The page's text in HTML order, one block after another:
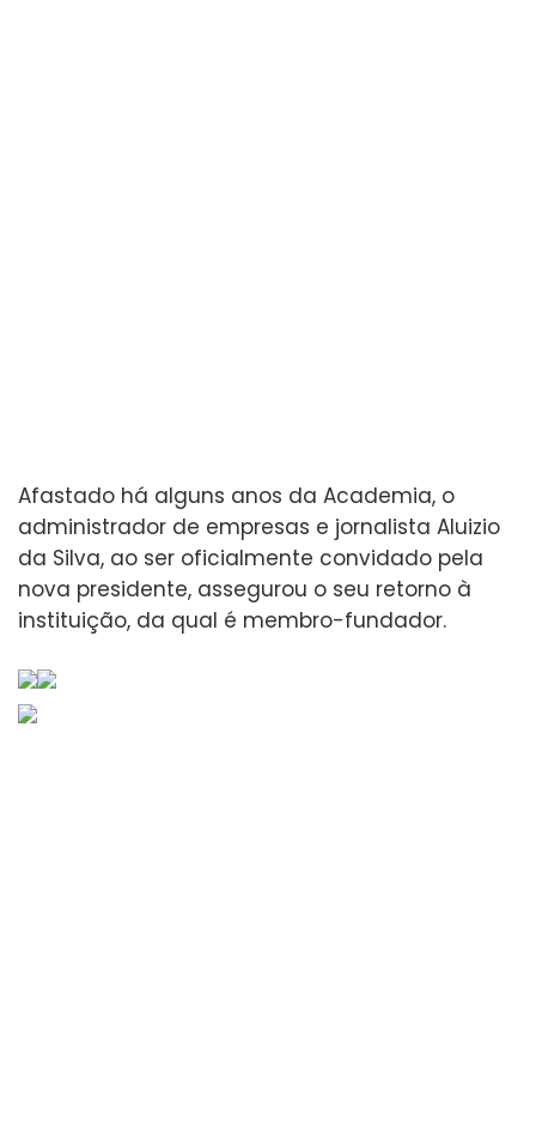
Afastado há alguns anos da Academia, o
administrador de empresas e jornalista Aluizio
da Silva, ao ser oficialmente convidado pela
nova presidente, assegurou o seu retorno à
instituição, da qual é membro-fundador.